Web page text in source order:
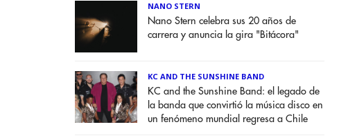
NANO STERN
Nano Stern celebra sus 20 años de
carrera y anuncia la gira "Bitácora"
KC AND THE SUNSHINE BAND
KC and the Sunshine Band: el legado de
la banda que convirtió la música disco en
un fenómeno mundial regresa a Chile